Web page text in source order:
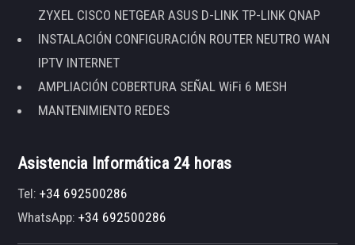
ZYXEL CISCO NETGEAR ASUS D-LINK TP-LINK QNAP
INSTALACIÓN CONFIGURACIÓN ROUTER NEUTRO WAN
IPTV INTERNET
AMPLIACIÓN COBERTURA SEÑAL WiFi 6 MESH
MANTENIMIENTO REDES
Asistencia Informática 24 horas
Tel:+34 692500286
WhatsApp:+34 692500286